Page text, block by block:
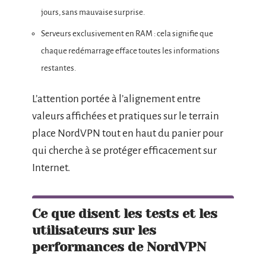
jours, sans mauvaise surprise.
Serveurs exclusivement en RAM : cela signifie que
chaque redémarrage efface toutes les informations
restantes.
L’attention portée à l’alignement entre
valeurs affichées et pratiques sur le terrain
place NordVPN tout en haut du panier pour
qui cherche à se protéger efficacement sur
Internet.
Ce que disent les tests et les
utilisateurs sur les
performances de NordVPN